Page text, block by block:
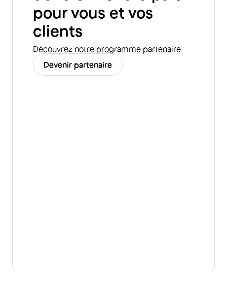
pour vous et vos
clients
Découvrez notre programme partenaire
Devenir partenaire